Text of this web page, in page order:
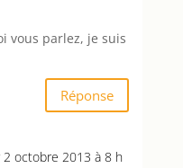
vous parlez, je suis
Réponse
2 octobre 2013 à 8 h